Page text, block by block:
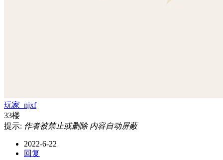
玩家_njxf
33楼
提示: 作者被禁止或删除 内容自动屏蔽
2022-6-22
回复